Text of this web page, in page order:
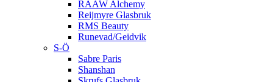
RAAW Alchemy
Reijmyre Glasbruk
RMS Beauty
Runevad/Geidvik
S-Ö
Sabre Paris
Shanshan